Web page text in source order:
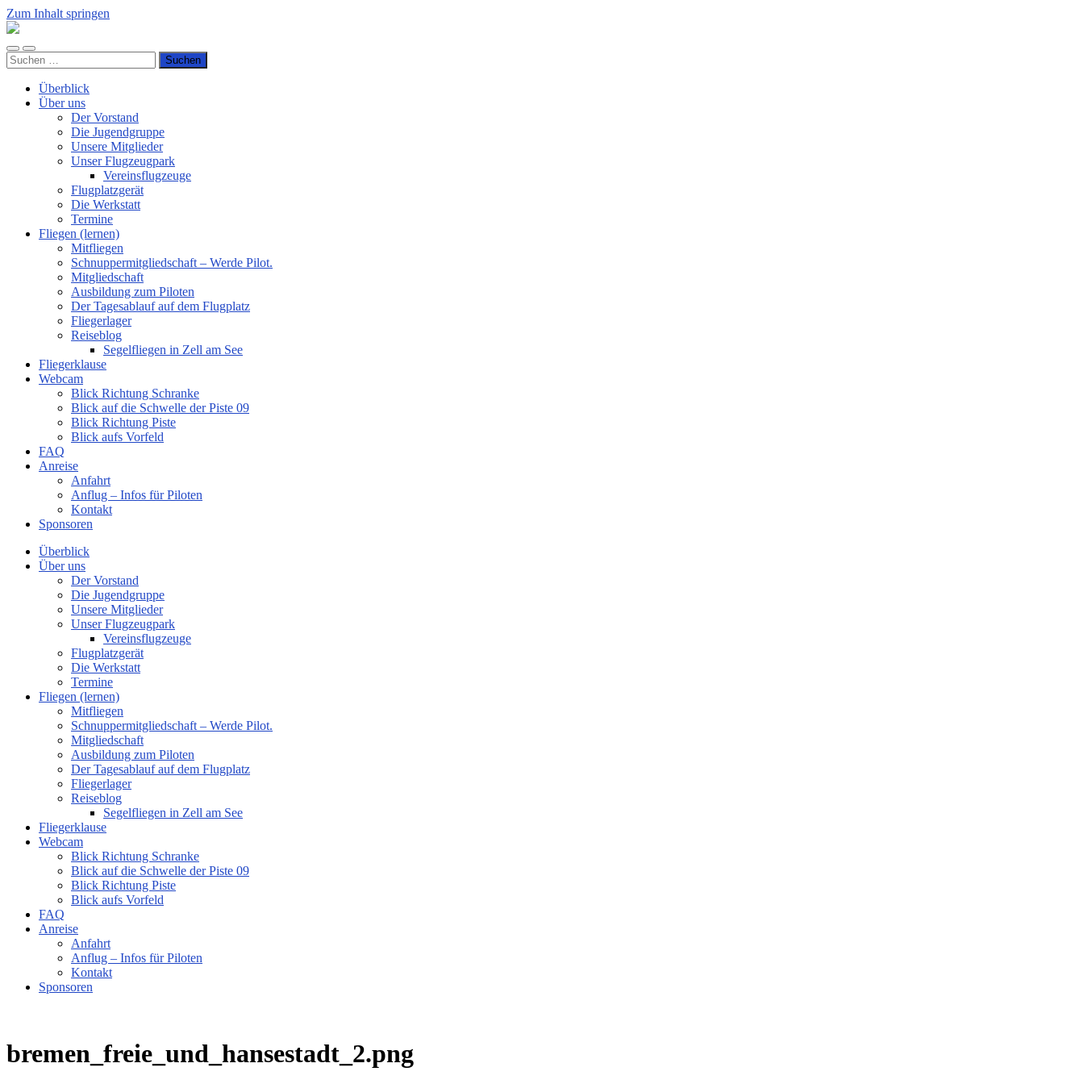
Zum Inhalt springen
Luftsportverein
e.V.
Mobile-
Menü
Suchfeld
ein-/ausblenden
Suchen
nach:
Überblick
Über uns
Der Vorstand
Die Jugendgruppe
Unsere Mitglieder
Unser Flugzeugpark
Vereinsflugzeuge
Flugplatzgerät
Die Werkstatt
Termine
Fliegen (lernen)
Mitfliegen
Schnuppermitgliedschaft – Werde Pilot.
Mitgliedschaft
Ausbildung zum Piloten
Der Tagesablauf auf dem Flugplatz
Fliegerlager
Reiseblog
Segelfliegen in Zell am See
Fliegerklause
Webcam
Blick Richtung Schranke
Blick auf die Schwelle der Piste 09
Blick Richtung Piste
Blick aufs Vorfeld
FAQ
Anreise
Anfahrt
Anflug – Infos für Piloten
Kontakt
Sponsoren
Überblick
Über uns
Der Vorstand
Die Jugendgruppe
Unsere Mitglieder
Unser Flugzeugpark
Vereinsflugzeuge
Flugplatzgerät
Die Werkstatt
Termine
Fliegen (lernen)
Mitfliegen
Schnuppermitgliedschaft – Werde Pilot.
Mitgliedschaft
Ausbildung zum Piloten
Der Tagesablauf auf dem Flugplatz
Fliegerlager
Reiseblog
Segelfliegen in Zell am See
Fliegerklause
Webcam
Blick Richtung Schranke
Blick auf die Schwelle der Piste 09
Blick Richtung Piste
Blick aufs Vorfeld
FAQ
Anreise
Anfahrt
Anflug – Infos für Piloten
Kontakt
Sponsoren
bremen_freie_und_hansestadt_2.png